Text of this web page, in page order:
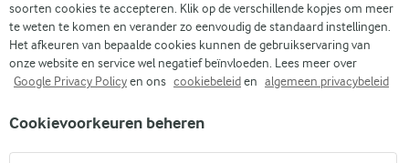
Romige linzensoep
30 MIN.
paprika's kan een stevig en vullend hoofdgerecht of een
verrukkelijk voorgerecht zijn als je de soep in kleinere porties
soorten cookies te accepteren. Klik op de verschillende kopjes om meer
te weten te komen en verander zo eenvoudig de standaard instellingen.
Het afkeuren van bepaalde cookies kunnen de gebruikservaring van
onze website en service wel negatief beïnvloeden. Lees meer over
Google Privacy Policyen ons cookiebeleiden algemeen privacybeleid
Cookievoorkeuren beheren